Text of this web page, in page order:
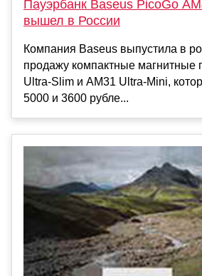
Пауэрбанк Baseus PicoGo
вышел в России
Компания Baseus выпустила в
продажу компактные магнитные
Ultra-Slim и AM31 Ultra-Mini,
5000 и 3600 рубле...